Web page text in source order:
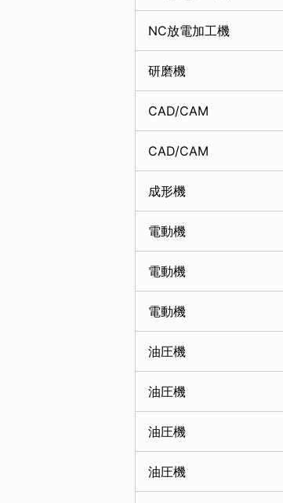
NC放電加工機
研磨機
CAD/CAM
CAD/CAM
成形機
電動機
電動機
電動機
油圧機
油圧機
油圧機
油圧機